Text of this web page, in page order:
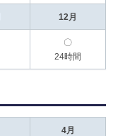
12月
〇
24時間
4月